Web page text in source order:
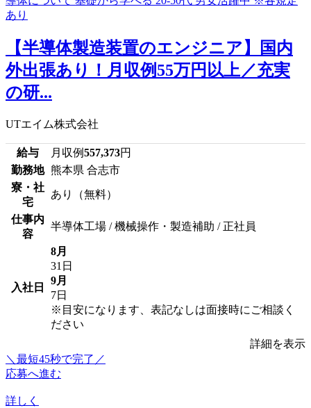
【半導体製造装置のエンジニア】国内
外出張あり！月収例55万円以上／充実
の研...
UTエイム株式会社
給与 月収例557,373円
勤務地 熊本県 合志市
寮・社
宅
あり（無料）
仕事内
容
半導体工場 / 機械操作・製造補助 / 正社員
入社日
8月
31日
9月
7日
※目安になります、表記なしは面接時にご相談く
ださい
詳細を表示
＼最短45秒で完了／
応募へ進む
詳しく